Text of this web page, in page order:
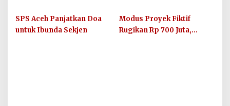
Raditya dan Klara Fidelia
Terancam
SPS Aceh Panjatkan Doa
untuk Ibunda Sekjen
Modus Proyek Fiktif
Rugikan Rp 700 Juta,